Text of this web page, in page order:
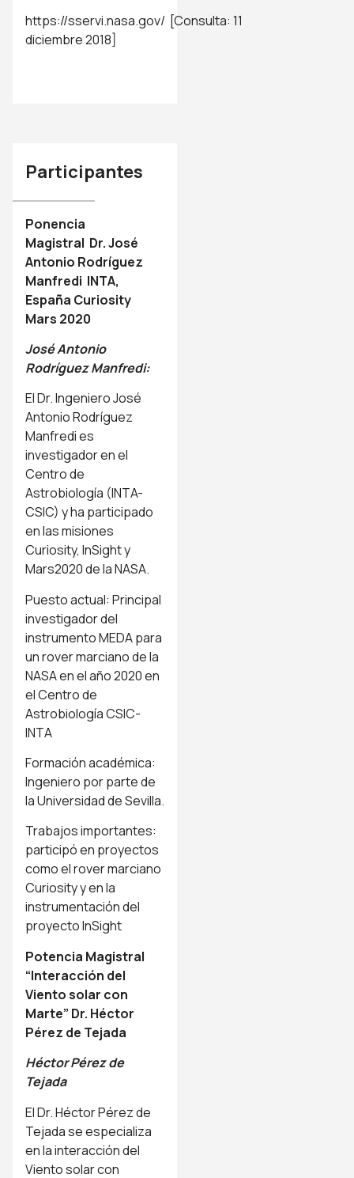
https://sservi.nasa.gov/ [Consulta: 11
diciembre 2018]
Participantes
Ponencia
Magistral Dr. José
Antonio Rodríguez
Manfredi INTA,
España Curiosity
Mars 2020
José Antonio
Rodríguez Manfredi:
El Dr. Ingeniero José
Antonio Rodríguez
Manfredi es
investigador en el
Centro de
Astrobiología (INTA-
CSIC) y ha participado
en las misiones
Curiosity, InSight y
Mars2020 de la NASA.
Puesto actual: Principal
investigador del
instrumento MEDA para
un rover marciano de la
NASA en el año 2020 en
el Centro de
Astrobiología CSIC-
INTA
Formación académica:
Ingeniero por parte de
la Universidad de Sevilla.
Trabajos importantes:
participó en proyectos
como el rover marciano
Curiosity y en la
instrumentación del
proyecto InSight
Potencia Magistral
“Interacción del
Viento solar con
Marte” Dr. Héctor
Pérez de Tejada
Héctor Pérez de
Tejada
El Dr. Héctor Pérez de
Tejada se especializa
en la interacción del
Viento solar con